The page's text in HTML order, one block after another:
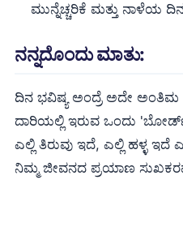
ಮುನ್ನೆಚ್ಚರಿಕೆ ಮತ್ತು ನಾಳೆಯ
ನನ್ನದೊಂದು ಮಾತು:
ದಿನ ಭವಿಷ್ಯ ಅಂದ್ರೆ ಅದೇ
ದಾರಿಯಲ್ಲಿ ಇರುವ ಒಂದು
ಎಲ್ಲಿ ತಿರುವು ಇದೆ, ಎಲ್ಲಿ ಹಳ್ಳ
ನಿಮ್ಮ ಜೀವನದ ಪ್ರಯಾಣ